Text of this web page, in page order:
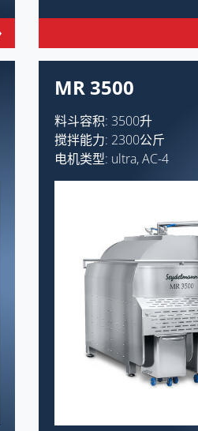
MR 3500
料斗容积: 3500升
搅拌能力: 2300公斤
电机类型: ultra, AC-4